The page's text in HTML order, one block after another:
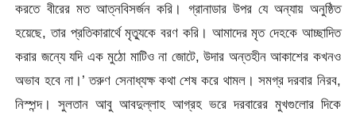
করতে বীরের মত আত্নবিসর্জন করি। গ্রানাডার উপর যে অন্যায় অনুষ্ঠিত
হয়েছে, তার প্রতিকারার্থে মৃত্যুকে বরণ করি। আমাদের মৃত দেহকে আচ্ছাদিত
করার জন্যে যদি এক মুঠো মাটিও না জোটে, উদার অন্তহীন আকাশের কখনও
অভাব হবে না।’ তরুণ সেনাধ্যক্ষ কথা শেষ করে থামল। সমগ্র দরবার নিরব,
নিস্পন্দ। সুলতান আবু আবদুল্লাহ আগ্রহ ভরে দরবারের মুখগুলোর দিকে